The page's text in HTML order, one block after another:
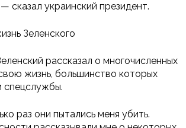
сказал украинский президент.
Зеленского
рассказал о многочисленных
жизнь, большинство которых
спецслужбы.
раз они пытались меня убить.